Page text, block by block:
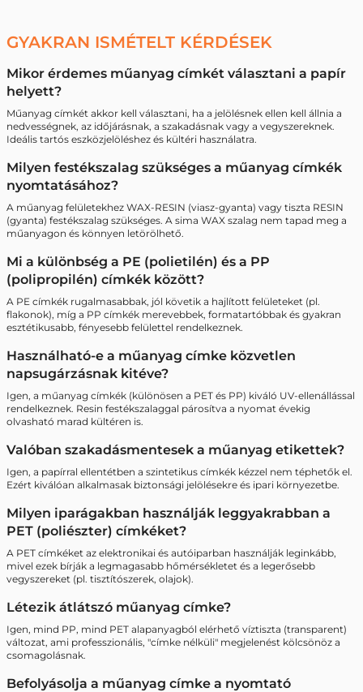
GYAKRAN ISMÉTELT KÉRDÉSEK
Mikor érdemes műanyag címkét választani a papír
helyett?
Műanyag címkét akkor kell választani, ha a jelölésnek ellen kell állnia a
nedvességnek, az időjárásnak, a szakadásnak vagy a vegyszereknek.
Ideális tartós eszközjelöléshez és kültéri használatra.
Milyen festékszalag szükséges a műanyag címkék
nyomtatásához?
A műanyag felületekhez WAX-RESIN (viasz-gyanta) vagy tiszta RESIN
(gyanta) festékszalag szükséges. A sima WAX szalag nem tapad meg a
műanyagon és könnyen letörölhető.
Mi a különbség a PE (polietilén) és a PP
(polipropilén) címkék között?
A PE címkék rugalmasabbak, jól követik a hajlított felületeket (pl.
flakonok), míg a PP címkék merevebbek, formatartóbbak és gyakran
esztétikusabb, fényesebb felülettel rendelkeznek.
Használható-e a műanyag címke közvetlen
napsugárzásnak kitéve?
Igen, a műanyag címkék (különösen a PET és PP) kiváló UV-ellenállással
rendelkeznek. Resin festékszalaggal párosítva a nyomat évekig
olvasható marad kültéren is.
Valóban szakadásmentesek a műanyag etikettek?
Igen, a papírral ellentétben a szintetikus címkék kézzel nem téphetők el.
Ezért kiválóan alkalmasak biztonsági jelölésekre és ipari környezetbe.
Milyen iparágakban használják leggyakrabban a
PET (poliészter) címkéket?
A PET címkéket az elektronikai és autóiparban használják leginkább,
mivel ezek bírják a legmagasabb hőmérsékletet és a legerősebb
vegyszereket (pl. tisztítószerek, olajok).
Létezik átlátszó műanyag címke?
Igen, mind PP, mind PET alapanyagból elérhető víztiszta (transparent)
változat, ami professzionális, "címke nélküli" megjelenést kölcsönöz a
csomagolásnak.
Befolyásolja a műanyag címke a nyomtató